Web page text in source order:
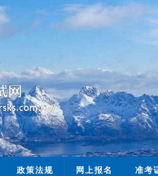
政策法规 网上报名 准考
当前时间：